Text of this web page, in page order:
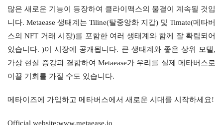
많은 새로운 기능이 등장하여 클라이맥스의 물결이 계속될 것입
니다. Metaease 생태계는 Tiline(탈중앙화 지갑) 및 Timate(메타버
스의 NFT 거래 시장)를 포함한 여러 생태계와 함께 잘 확립되어
있습니다. )이 시장에 공개됩니다. 큰 생태계와 좋은 상위 모델,
가상 현실 증강과 결합하여 Metaease가 우리를 실제 메타버스로
이끌 기회를 가질 수도 있습니다.
메타이즈에 가입하고 메타버스에서 새로운 시대를 시작하세요!
Official website:www.metaease.io